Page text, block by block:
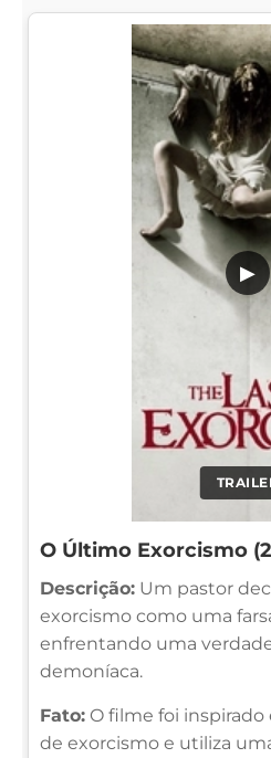
▶
O Último Exorcismo
Descrição: Um pastor
exorcismo como uma
enfrentando uma
demoníaca.
Fato: O filme foi
de exorcismo e utiliza